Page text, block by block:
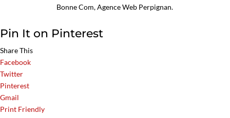
Bonne Com,Agence Web Perpignan.
Pin It on Pinterest
Share This
Facebook
Twitter
Pinterest
Gmail
Print Friendly